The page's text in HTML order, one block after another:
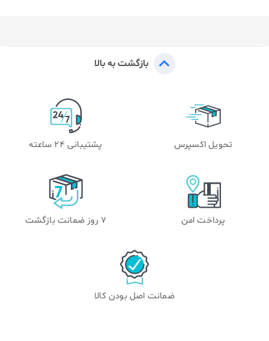
بازگشت به بالا
تحویل اکسپرس پشتیبانی 24 ساعته
پرداخت امن ۷ روز ضمانت بازگشت
ضمانت اصل بودن کالا